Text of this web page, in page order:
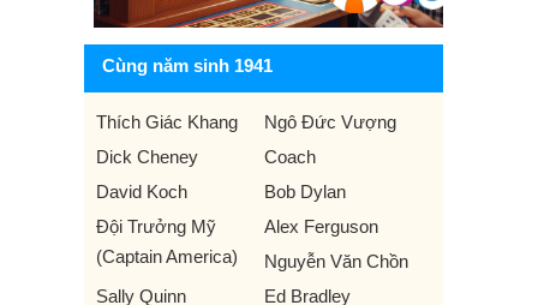
Cùng năm sinh 1941
Thích Giác Khang
Ngô Đức Vượng
Dick Cheney
Coach
David Koch
Bob Dylan
Đội Trưởng Mỹ
(Captain America)
Alex Ferguson
Nguyễn Văn Chồn
Sally Quinn
Ed Bradley